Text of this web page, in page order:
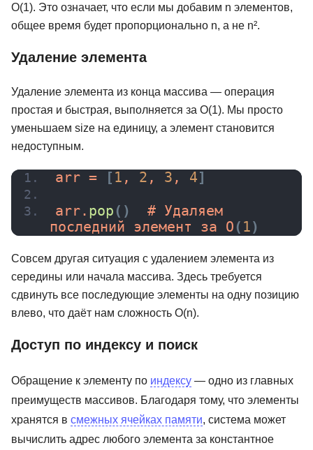
O(1). Это означает, что если мы добавим n элементов,
общее время будет пропорционально n, а не n².
Удаление элемента
Удаление элемента из конца массива — операция
простая и быстрая, выполняется за O(1). Мы просто
уменьшаем size на единицу, а элемент становится
недоступным.
arr = [ 1 , 2 , 3 , 4]
arr. pop ( )
  # Удаляем
последний элемент за O ( 1)
Совсем другая ситуация с удалением элемента из
середины или начала массива. Здесь требуется
сдвинуть все последующие элементы на одну позицию
влево, что даёт нам сложность O(n).
Доступ по индексу и поиск
Обращение к элементу по индексу — одно из главных
преимуществ массивов. Благодаря тому, что элементы
хранятся в смежных ячейках памяти, система может
вычислить адрес любого элемента за константное